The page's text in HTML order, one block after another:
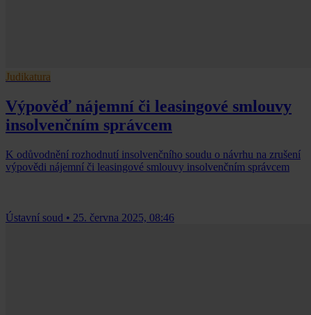
Judikatura
Výpověď nájemní či leasingové smlouvy
insolvenčním správcem
K odůvodnění rozhodnutí insolvenčního soudu o návrhu na zrušení
výpovědi nájemní či leasingové smlouvy insolvenčním správcem
Ústavní soud • 25. června 2025, 08:46